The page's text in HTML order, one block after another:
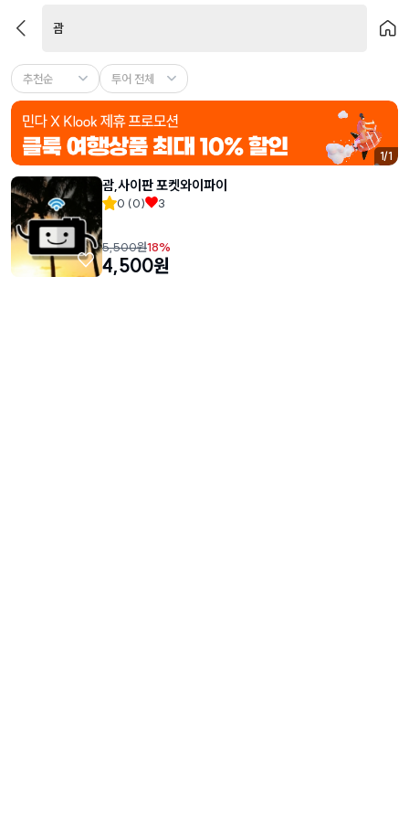
괌
추천순 투어 전체
1/1
괌,사이판 포켓와이파이
0 (0) 3
5,500원18%
4,500원